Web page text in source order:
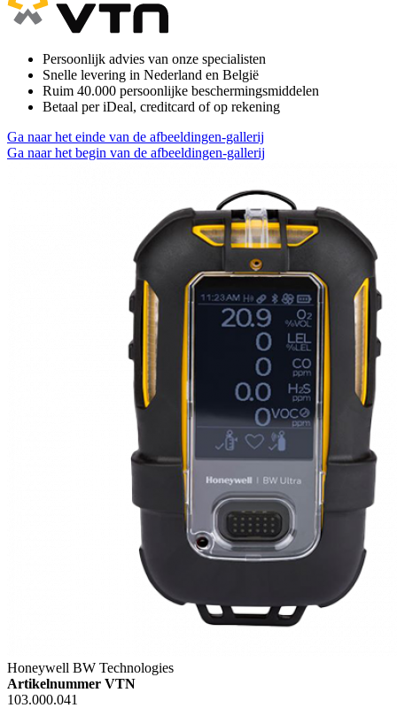
Persoonlijk advies van onze specialisten
Snelle levering in Nederland en België
Ruim 40.000 persoonlijke beschermingsmiddelen
Betaal per iDeal, creditcard of op rekening
Ga naar het einde van de afbeeldingen-gallerij
Ga naar het begin van de afbeeldingen-gallerij
Honeywell BW Technologies
Artikelnummer VTN
103.000.041